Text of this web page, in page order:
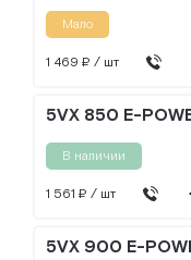
Мало
1 469 ₽ / шт
5VX 850 E-
В наличии
1 561 ₽ / шт
5VX 900 E-